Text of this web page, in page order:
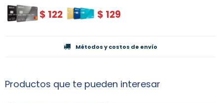
$ 122 $ 129
Métodos y costos de envío
Productos que te pueden interesar